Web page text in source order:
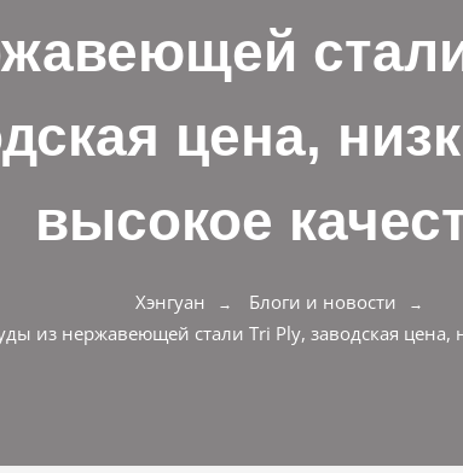
цена,
высокое
Хэнгуан
Блоги и новости
из нержавеющей стали Tri Ply, заводская цена,